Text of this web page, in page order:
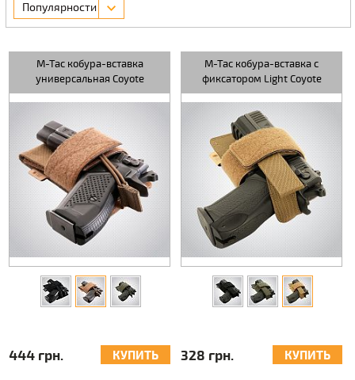
Популярности
M-Tac кобура-вставка
универсальная Coyote
444 грн. КУПИТЬ
M-Tac кобура-вставка с
фиксатором Light Coyote
328 грн. КУПИТЬ